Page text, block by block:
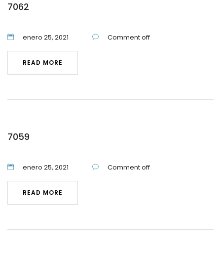
7062
enero 25, 2021 Comment off
READ MORE
7059
enero 25, 2021 Comment off
READ MORE